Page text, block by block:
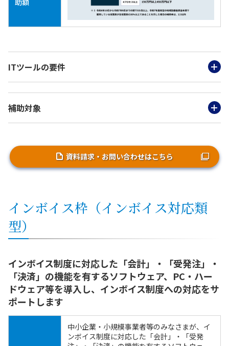
ITツールの要件
補助対象
資料請求・お問い合わせはこちら
インボイス枠（インボイス対応類
型）
インボイス制度に対応した「会計」・「受発注」・
「決済」の機能を有するソフトウェア、PC・ハー
ドウェア等を導入し、インボイス制度への対応をサ
ポートします
中小企業・小規模事業者等のみなさまが、イ
ンボイス制度に対応した「会計」・「受発